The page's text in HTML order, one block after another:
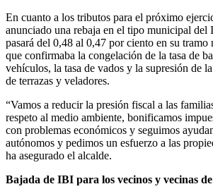
En cuanto a los tributos para el próximo
anunciado una rebaja en el tipo municipal del
pasará del 0,48 al 0,47 por ciento en su
que confirmaba la congelación de la tasa de
vehículos, la tasa de vados y la supresión de
de terrazas y veladores.
“Vamos a reducir la presión fiscal a las
respeto al medio ambiente, bonificamos
con problemas económicos y seguimos
autónomos y pedimos un esfuerzo a las
ha asegurado el alcalde.
Bajada de IBI para los vecinos y vecinas